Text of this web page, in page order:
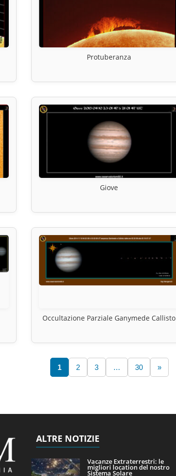
Protuberanza
Giove
Occultazione Parziale Ganymede Callisto
1 2 3 … 30 »
ALTRE NOTIZIE
Vacanze Extraterrestri: le
migliori location del nostro
Sistema Solare